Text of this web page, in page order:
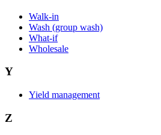
Walk-in
Wash (group wash)
What-if
Wholesale
Y
Yield management
Z